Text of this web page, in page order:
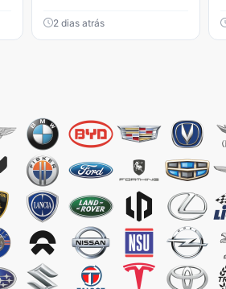
2 dias atrás